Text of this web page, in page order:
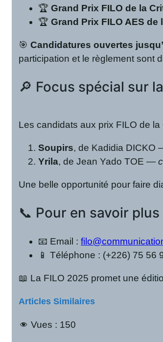
🏆Grand Prix FILO de la
🏆Grand Prix FILO AES de
🎯Candidatures ouvertes
participation et le règlement sont
🔎 Focus spécial sur
Les candidats aux prix FILO de
Soupirs, de Kadidia
Yrila, de Jean Yado TOE —
Une belle opportunité pour faire
📞 Pour en savoir plus
📧 Email :
📱 Téléphone : (+226) 75 56
📖 La FILO 2025 promet une
Articles Similaires
Vues : 150